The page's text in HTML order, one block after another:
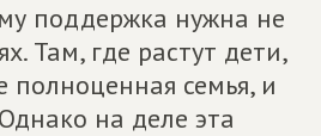
поддержка нужна не
Там, где растут дети,
семья, и
на деле эта